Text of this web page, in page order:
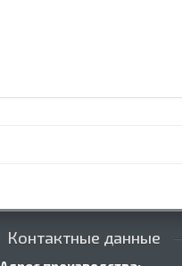
Контактные данные